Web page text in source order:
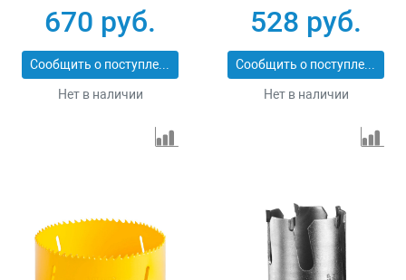
PROFESSIONAL
29547-070
670 руб.
Сообщить о поступлении
Нет в наличии
528 руб.
Сообщить о поступлении
Нет в наличии